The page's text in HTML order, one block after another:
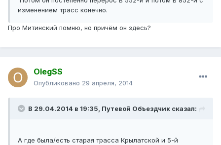
изменением трасс конечно.
Про Митинский помню, но причём он здесь?
OlegSS
Опубликовано 29 апреля, 2014
В 29.04.2014 в 19:35, Путевой Объездчик сказал:
А где была/есть старая трасса Крылатской и 5-й